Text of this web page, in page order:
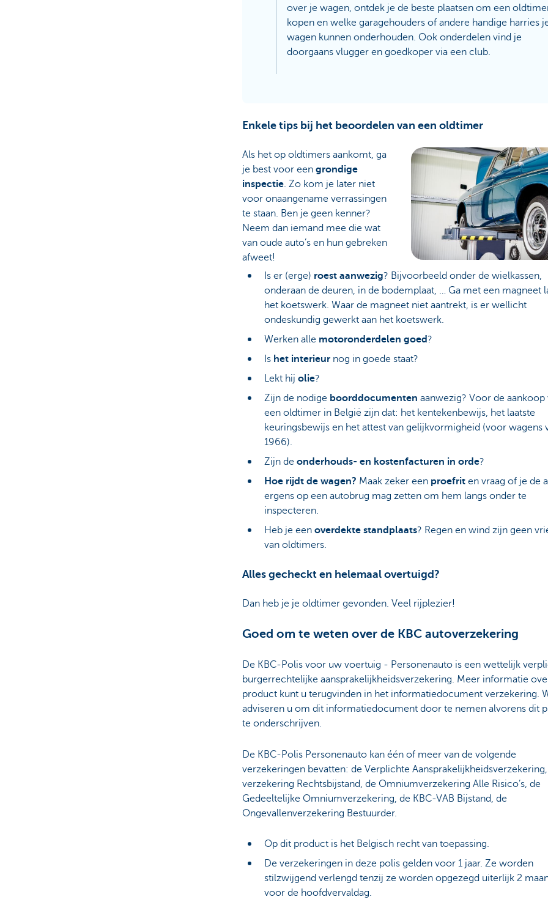
over je wagen, ontdek je de beste plaatsen om een
kopen en welke garagehouders of andere handige harries
wagen kunnen onderhouden. Ook onderdelen vind je
doorgaans vlugger en goedkoper via een club.
Enkele tips bij het beoordelen van een oldtimer
Als het op oldtimers aankomt, ga
je best voor een grondige
inspectie. Zo kom je later niet
voor onaangename verrassingen
te staan. Ben je geen kenner?
Neem dan iemand mee die wat
van oude auto’s en hun gebreken
afweet!
Is er (erge) roest aanwezig? Bijvoorbeeld onder de wielkassen,
onderaan de deuren, in de bodemplaat, … Ga met een magneet
het koetswerk. Waar de magneet niet aantrekt, is er wellicht
ondeskundig gewerkt aan het koetswerk.
Werken alle motoronderdelen goed ?
Is het interieurnog in goede staat?
Lekt hij olie?
Zijn de nodige boorddocumenten aanwezig? Voor de aankoop
een oldtimer in België zijn dat: het kentekenbewijs, het laatste
keuringsbewijs en het attest van gelijkvormigheid (voor wagens
1966).
Zijn de onderhouds- en kostenfacturen in orde?
Hoe rijdt de wagen? Maak zeker eenproefriten vraag of je de
ergens op een autobrug mag zetten om hem langs onder te
inspecteren.
Heb je een overdekte standplaats? Regen en wind zijn geen
van oldtimers.
Alles gecheckt en helemaal overtuigd?
Dan heb je je oldtimer gevonden. Veel rijplezier!
Goed om te weten over de KBC autoverzekering
De KBC-Polis voor uw voertuig - Personenauto is een wettelijk
burgerrechtelijke aansprakelijkheidsverzekering. Meer informatie
product kunt u terugvinden in het informatiedocument verzekering.
adviseren u om dit informatiedocument door te nemen alvorens dit
te onderschrijven.
De KBC-Polis Personenauto kan één of meer van de volgende
verzekeringen bevatten: de Verplichte
verzekering Rechtsbijstand, de Omniumverzekering Alle Risico’s, de
Gedeeltelijke Omniumverzekering, de KBC-VAB Bijstand, de
Ongevallenverzekering Bestuurder.
Op dit product is het Belgisch recht van toepassing.
De verzekeringen in deze polis gelden voor 1 jaar. Ze worden
stilzwijgend verlengd tenzij ze worden opgezegd uiterlijk 2
voor de hoofdvervaldag.